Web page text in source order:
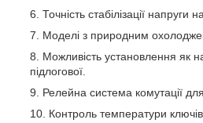
Точність стабілізації напруги
Моделі з природним
Можливість установлення як
підлогової.
Релейна система комутації
Контроль температури